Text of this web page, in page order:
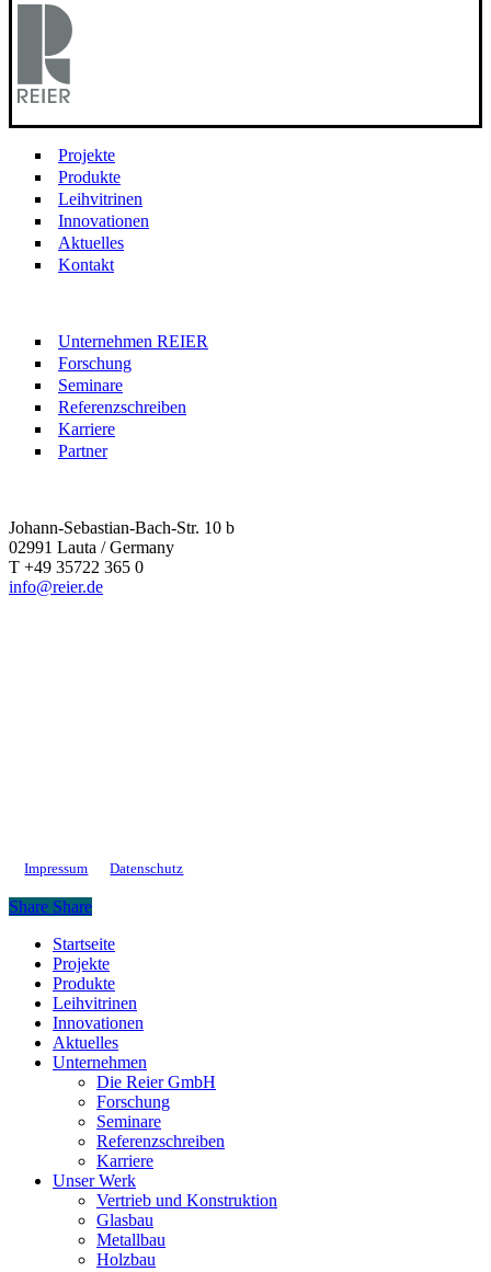
Projekte
Produkte
Leihvitrinen
Innovationen
Aktuelles
Kontakt
Unternehmen REIER
Forschung
Seminare
Referenzschreiben
Karriere
Partner
Johann-Sebastian-Bach-Str. 10 b
02991 Lauta / Germany
T +49 35722 365 0
info@reier.de
Impressum Datenschutz
Share Share
Close
Menu
Startseite
Projekte
Produkte
Leihvitrinen
Innovationen
Aktuelles
Unternehmen
Die Reier GmbH
Forschung
Seminare
Referenzschreiben
Karriere
Unser Werk
Vertrieb und Konstruktion
Glasbau
Metallbau
Holzbau